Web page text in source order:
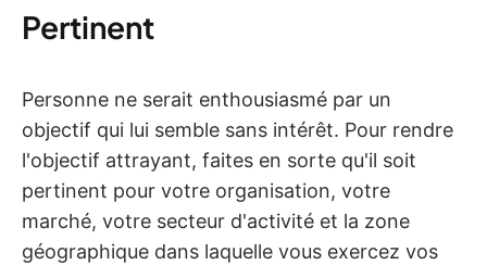
Pertinent
Personne ne serait enthousiasmé par un
objectif qui lui semble sans intérêt. Pour rendre
l'objectif attrayant, faites en sorte qu'il soit
pertinent pour votre organisation, votre
marché, votre secteur d'activité et la zone
géographique dans laquelle vous exercez vos